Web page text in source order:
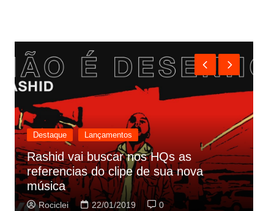
as
nova
Destaque Lançamentos
Cynthia Luz lança “Era Uma
parceria com Zeca Baleiro
Rociclei 21/01/2019 0